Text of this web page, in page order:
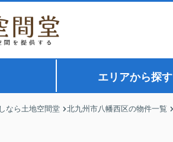
エリアから探す
なら土地空間堂 北九州市八幡西区の物件一覧